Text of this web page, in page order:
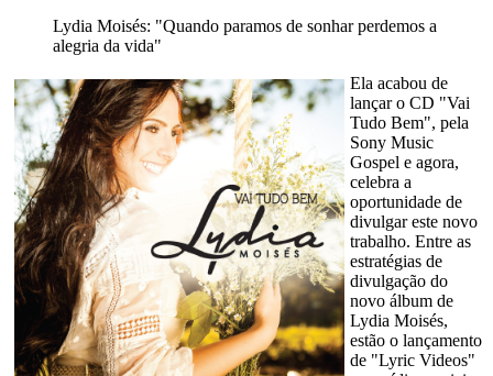
Lydia Moisés: "Quando paramos de sonhar perdemos a
alegria da vida"
Ela acabou de
lançar o CD "Vai
Tudo Bem", pela
Sony Music
Gospel e agora,
celebra a
oportunidade de
divulgar este novo
trabalho. Entre as
estratégias de
divulgação do
novo álbum de
Lydia Moisés,
estão o lançamento
de "Lyric Videos"